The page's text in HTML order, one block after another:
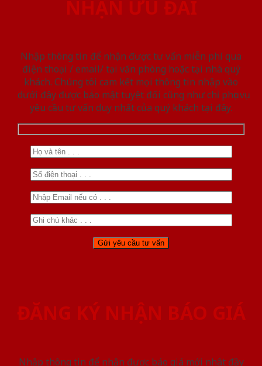
NHẬN ƯU ĐÃI
Nhập thông tin để nhận được tư vấn miễn phí qua
điện thoại / email/ tại văn phòng hoặc tại nhà quý
khách. Chúng tôi cam kết mọi thông tin nhập vào
dưới đây được bảo mật tuyệt đối cũng như chỉ phục vụ
yêu cầu tư vấn duy nhất của quý khách tại đây.
ĐĂNG KÝ NHẬN BÁO GIÁ
Nhập thông tin để nhận được báo giá mới nhât đầy